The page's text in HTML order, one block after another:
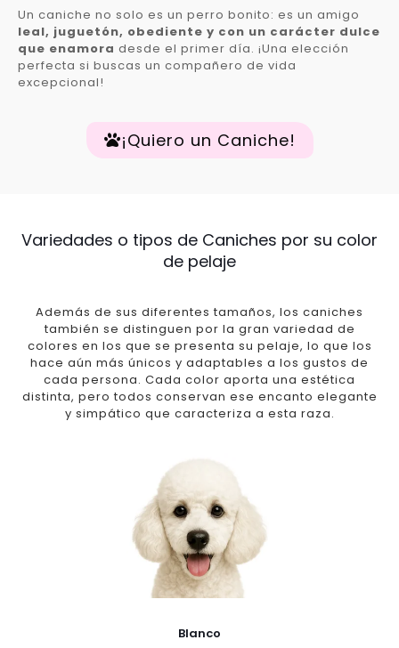
Un caniche no solo es un perro bonito: es un amigo
leal, juguetón, obediente y con un carácter dulce
que enamora desde el primer día. ¡Una elección
perfecta si buscas un compañero de vida
excepcional!
¡Quiero un Caniche!
Variedades o tipos de Caniches por su color
de pelaje
Además de sus diferentes tamaños, los caniches
también se distinguen por la gran variedad de
colores en los que se presenta su pelaje, lo que los
hace aún más únicos y adaptables a los gustos de
cada persona. Cada color aporta una estética
distinta, pero todos conservan ese encanto elegante
y simpático que caracteriza a esta raza.
Blanco